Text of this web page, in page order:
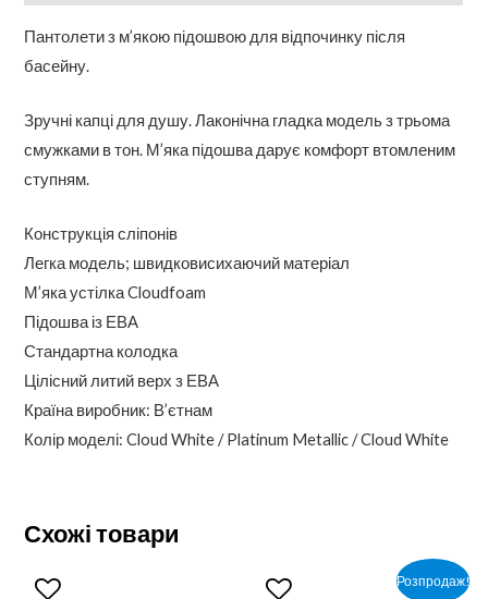
Пантолети з м’якою підошвою для відпочинку після
басейну.
Зручні капці для душу. Лаконічна гладка модель з трьома
смужками в тон. М’яка підошва дарує комфорт втомленим
ступням.
Конструкція сліпонів
Легка модель; швидковисихаючий матеріал
М’яка устілка Cloudfoam
Підошва із ЕВА
Стандартна колодка
Цілісний литий верх з ЕВА
Країна виробник: В’єтнам
Колір моделі: Cloud White / Platinum Metallic / Cloud White
Схожі товари
Розпродаж!